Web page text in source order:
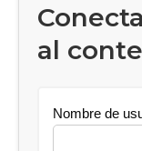
al
Nombre de